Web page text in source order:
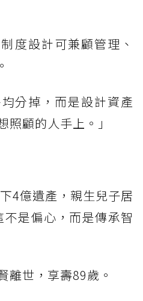
度設計可兼顧管理、
分掉，而是設計資產
顧的人手上。」
4億遺產，親生兒子居
是偏心，而是傳承智
離世，享壽89歲。